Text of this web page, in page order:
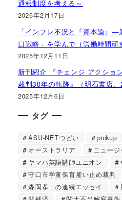
通報制度を考える～
2026年2月17日
「インフレ不況と『資本論』
口戦略」を学んで（労働時間研
2025年12月11日
新刊紹介 『チェンジ アクショ
裁判30年の軌跡』（明石書店、
2025年12月6日
タグ
ASU-NETつどい pickup
オーストラリア
ニュー
ヤマハ英語講師ユニオン
守口市学童保育雇い止め裁判
森岡孝二の連続エッセイ